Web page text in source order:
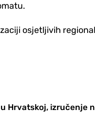
osjetljivih
Hrvatskoj, izručenje